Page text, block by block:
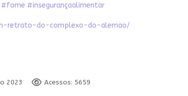
#fome #insegurançaalimentar
retrato-do-complexo-do-alemao/
2023 Acessos: 5659